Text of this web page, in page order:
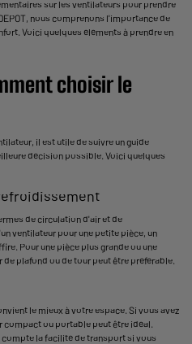
sur les ventilateurs pour prendre
nous comprenons l'importance de
Voici quelques éléments à prendre en
choisir le
il est utile de suivre un guide
décision possible. Voici quelques
de circulation d'air et de
ventilateur pour une petite pièce, un
Pour une pièce plus grande ou une
plafond ou de tour peut être préférable.
le mieux à votre espace. Si vous avez
ou portable peut être idéal.
la facilité de transport si vous